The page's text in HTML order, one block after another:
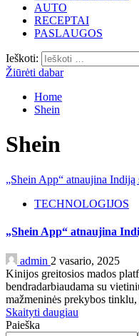
AUTO
RECEPTAI
PASLAUGOS
Ieškoti:
Žiūrėti dabar
Home
Shein
Shein
„Shein App“ atnaujina Indiją
TECHNOLOGIJOS
„Shein App“ atnaujina
admin 2 vasario, 2025
Kinijos greitosios mados
bendradarbiaudama su
mažmeninės prekybos
Skaityti daugiau
Paieška